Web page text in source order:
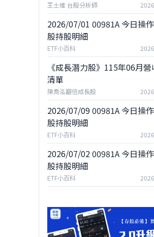
王士維 台股分析師
2026/07/01 00981A 今日操
股持股明細
ETF小百科
《成長潛力股》115年06月
清單
陳喬泓翻倍成長股
2026/07/09 00981A 今日操
股持股明細
ETF小百科
2026/07/02 00981A 今日操
股持股明細
ETF小百科